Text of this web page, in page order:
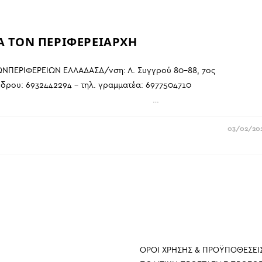
ΤΟΝ ΠΕΡΙΦΕΡΕΙΑΡΧΗ
ΕΛΛΑΔΑΣΔ/νση: Λ. Συγγρού 80-88, 7ος
προέδρου: 6932442294 – τηλ. γραμματέα: 6977504710
2020 …
03/02/
ΟΡΟΙ ΧΡΗΣΗΣ &